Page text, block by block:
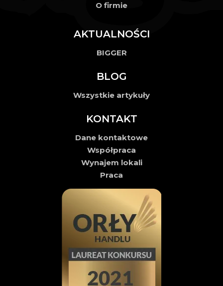
O firmie
AKTUALNOŚCI
BIGGER
BLOG
Wszystkie artykuły
KONTAKT
Dane kontaktowe
Współpraca
Wynajem lokali
Praca